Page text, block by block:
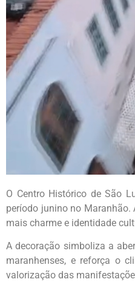
O Centro Histórico de São
período junino no
mais charme e identidade
A decoração simboliza a
maranhenses, e reforça o
valorização das